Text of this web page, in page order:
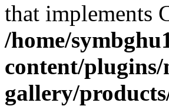
that implements
/home/
content/plugins/
gallery/